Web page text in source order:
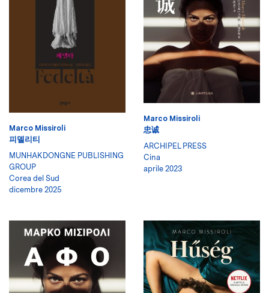
Marco Missiroli
피델리티
MUNHAKDONGNE PUBLISHING
GROUP
Corea del Sud
dicembre 2025
Marco Missiroli
忠诚
ARCHIPEL PRESS
Cina
aprile 2023